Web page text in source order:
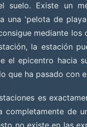
suelo. Existe un
una 'pelota de
mediante los
la estación
el epicentro hacia
que ha pasado con
es
de
no existe en las